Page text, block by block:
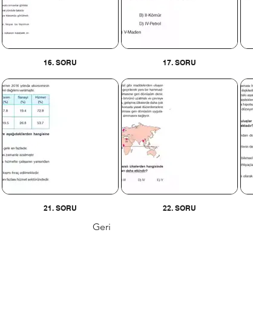
Geri
16. SORU 17. SORU
21. SORU 22. SORU